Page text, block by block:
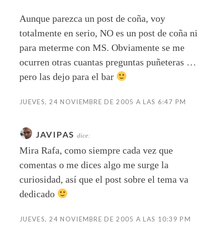
Aunque parezca un post de coña, voy
totalmente en serio, NO es un post de coña ni
para meterme con MS. Obviamente se me
ocurren otras cuantas preguntas puñeteras …
pero las dejo para el bar
JUEVES, 24 NOVIEMBRE DE 2005 A LAS 6:47 PM
JAVIPAS dice:
Mira Rafa, como siempre cada vez que
comentas o me dices algo me surge la
curiosidad, así que el post sobre el tema va
dedicado
JUEVES, 24 NOVIEMBRE DE 2005 A LAS 10:39 PM